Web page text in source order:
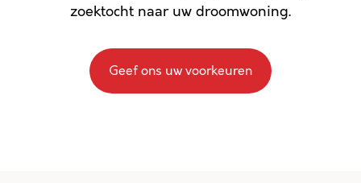
zoektocht naar uw droomwoning.
Geef ons uw voorkeuren